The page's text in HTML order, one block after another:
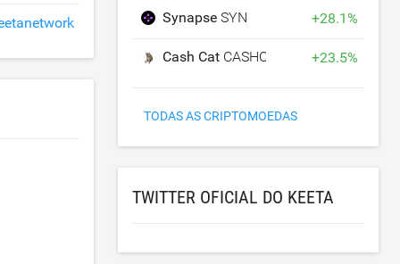
SynapseSYN +28.1%
Cash Cat CASHCAT +23.5%
TODAS AS CRIPTOMOEDAS
TWITTER OFICIAL DO KEETA